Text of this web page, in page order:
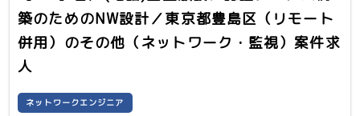
築のためのNW設計／東京都豊島区（リモート
併用） のその他（ネットワーク・監視）案件求
人
ネットワークエンジニア